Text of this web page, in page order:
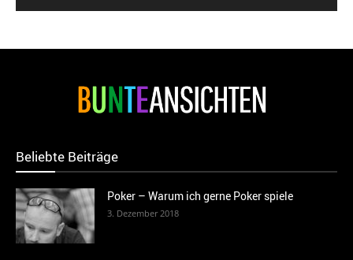
Beliebte Beiträge
Poker – Warum ich gerne Poker spiele
3. Dezember 2018